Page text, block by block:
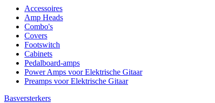
Accessoires
Amp Heads
Combo's
Covers
Footswitch
Cabinets
Pedalboard-amps
Power Amps voor Elektrische Gitaar
Preamps voor Elektrische Gitaar
Basversterkers